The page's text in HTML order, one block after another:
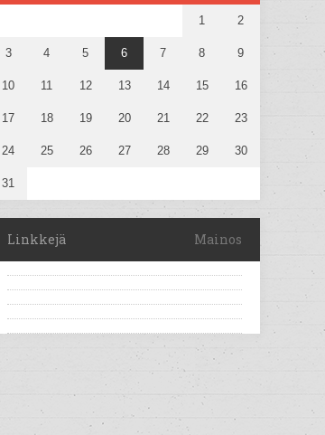
1 2
3 4 5 6 7 8 9
10 11 12 13 14 15 16
17 18 19 20 21 22 23
24 25 26 27 28 29 30
31
Linkkejä Mainos